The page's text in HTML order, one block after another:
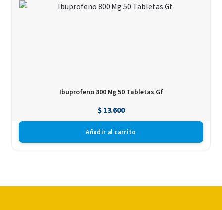
Ibuprofeno 800 Mg 50 Tabletas Gf
$13.600
Añadir al carrito